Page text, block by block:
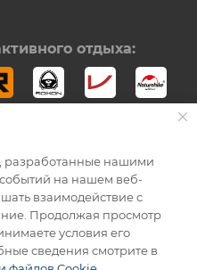
отдыха:
Opinel в России
разработанные нашими
на нашем веб-
взаимодействие с
Продолжая просмотр
условия его
сведения смотрите в